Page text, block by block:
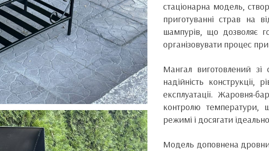
стаціонарна модель,
приготуванні страв на
шампурів, що дозволяє
організовувати процес
Мангал виготовлений
надійність конструкції,
експлуатації. Жаровня-
контролю температури,
режимі і досягати
Модель доповнена